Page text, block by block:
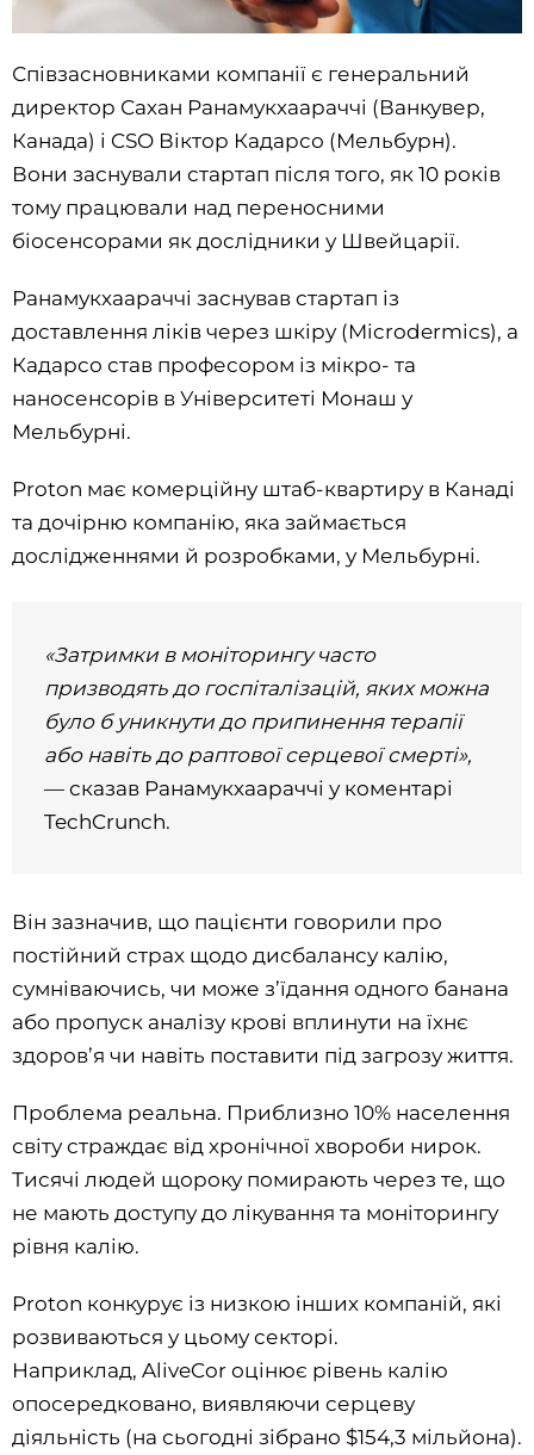
Співзасновниками компанії є генеральний
директор Сахан Ранамукхаараччі (Ванкувер,
Канада) і CSO Віктор Кадарсо (Мельбурн).
Вони заснували стартап після того, як 10 років
тому працювали над переносними
біосенсорами як дослідники у Швейцарії.
Ранамукхаараччі заснував стартап із
доставлення ліків через шкіру (Microdermics), а
Кадарсо став професором із мікро- та
наносенсорів в Університеті Монаш у
Мельбурні.
Proton має комерційну штаб-квартиру в Канаді
та дочірню компанію, яка займається
дослідженнями й розробками, у Мельбурні.
«Затримки в моніторингу часто
призводять до госпіталізацій, яких можна
було б уникнути до припинення терапії
або навіть до раптової серцевої смерті»,
— сказав Ранамукхаараччі у коментарі
TechCrunch.
Він зазначив, що пацієнти говорили про
постійний страх щодо дисбалансу калію,
сумніваючись, чи може з’їдання одного банана
або пропуск аналізу крові вплинути на їхнє
здоров’я чи навіть поставити під загрозу життя.
Проблема реальна. Приблизно 10% населення
світу страждає від хронічної хвороби нирок.
Тисячі людей щороку помирають через те, що
не мають доступу до лікування та моніторингу
рівня калію.
Proton конкурує із низкою інших компаній, які
розвиваються у цьому секторі.
Наприклад, AliveCor оцінює рівень калію
опосередковано, виявляючи серцеву
діяльність (на сьогодні зібрано $154,3 мільйона).